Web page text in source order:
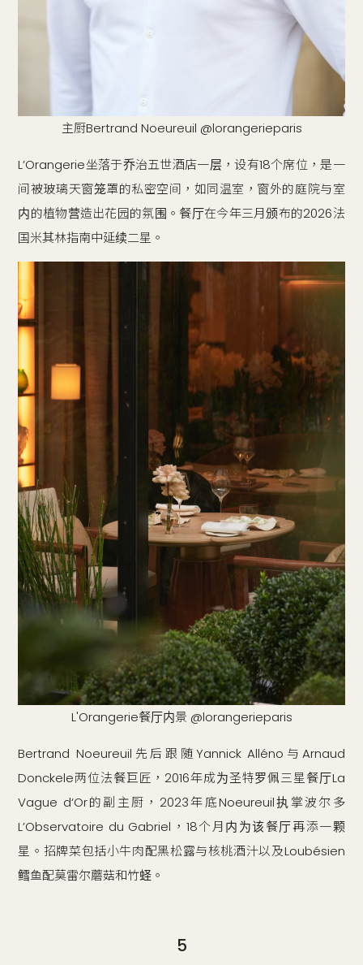
主厨Bertrand Noeureuil @lorangerieparis
L’Orangerie坐落于乔治五世酒店一层，设有18个席位，是一
间被玻璃天窗笼罩的私密空间，如同温室，窗外的庭院与室
内的植物营造出花园的氛围。餐厅在今年三月颁布的2026法
国米其林指南中延续二星。
L'Orangerie餐厅内景 @lorangerieparis
Bertrand Noeureuil先后跟随Yannick Alléno与Arnaud
Donckele两位法餐巨匠，2016年成为圣特罗佩三星餐厅La
Vague d‘Or的副主厨，2023年底Noeureuil执掌波尔多
L’Observatoire du Gabriel，18个月内为该餐厅再添一颗
星。招牌菜包括小牛肉配黑松露与核桃酒汁以及Loubésien
鳕鱼配莫雷尔蘑菇和竹蛏。
5